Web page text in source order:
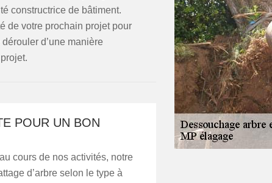
constructrice de bâtiment.
de votre prochain projet pour
d’une manière
POUR UN BON
cours de nos activités, notre
d’arbre selon le type à